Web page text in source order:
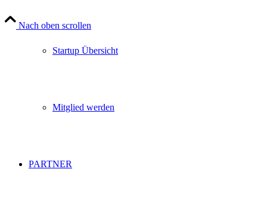
Startup Übersicht
Mitglied werden
PARTNER
Nach oben scrollen